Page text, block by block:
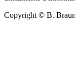
Copyright © B.